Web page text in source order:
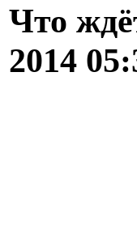
Что
2014